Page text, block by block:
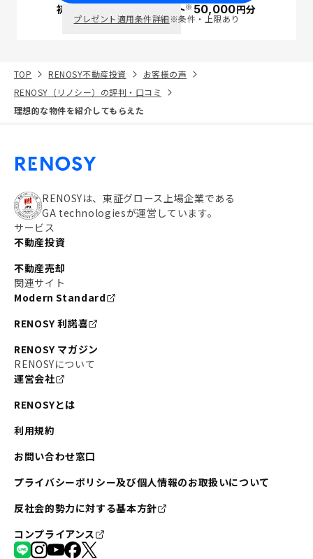
初回面談で ポイント※50,000円分
プレゼント適用条件詳細※条件・上限あり
TOP RENOSY不動産投資
お客様の声
RENOSY（リノシー）の評判・口コミ
理想的な物件を紹介してもらえた
RENOSYは、東証グロース上場企業である
GA technologiesが運営しています。
サービス
不動産投資
不動産売却
関連サイト
Modern Standard
RENOSY 利諾喜
RENOSY マガジン
RENOSYについて
運営会社
RENOSYとは
利用規約
お問い合わせ窓口
プライバシーポリシー及び個人情報のお取扱いについて
反社会的勢力に対する基本方針
コンプライアンス